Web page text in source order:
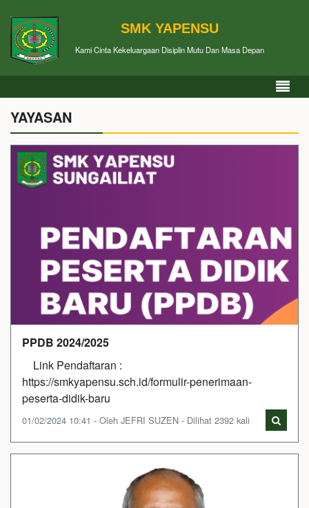
SMK YAPENSU
Kami Cinta Kekeluargaan Disiplin Mutu Dan Masa Depan
YAYASAN
PPDB 2024/2025
Link Pendaftaran :
https://smkyapensu.sch.id/formulir-penerimaan-
peserta-didik-baru
01/02/2024 10:41 - Oleh JEFRI SUZEN - Dilihat 2392 kali